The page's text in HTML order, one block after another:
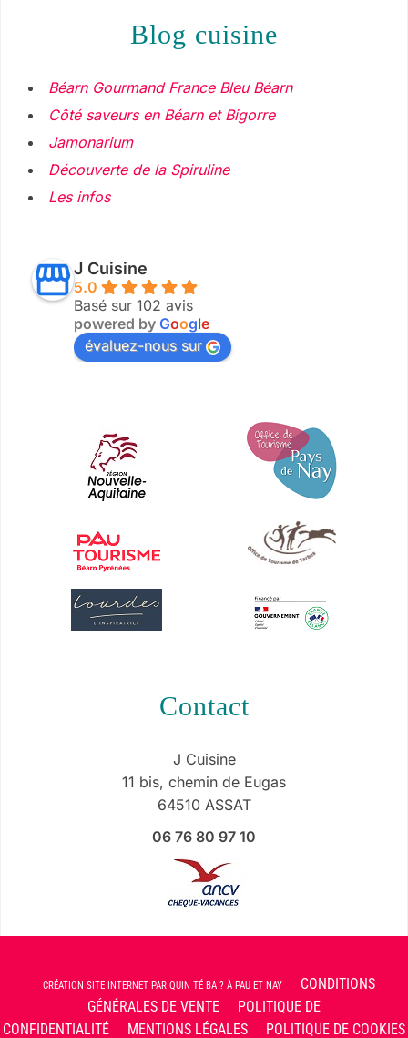
blog cuisine
Béarn Gourmand France Bleu Béarn
Côté saveurs en Béarn et Bigorre
Jamonarium
Découverte de la Spiruline
Les infos
J Cuisine
5.0
Basé sur 102 avis
powered by Google
évaluez-nous sur
contact
J Cuisine
11 bis, chemin de Eugas
64510 ASSAT
06 76 80 97 10
CRÉATION SITE INTERNET PAR QUIN TÉ BA ? À PAU ET NAY
CONDITIONS
GÉNÉRALES DE VENTE
POLITIQUE DE
CONFIDENTIALITÉ
MENTIONS LÉGALES POLITIQUE DE COOKIES